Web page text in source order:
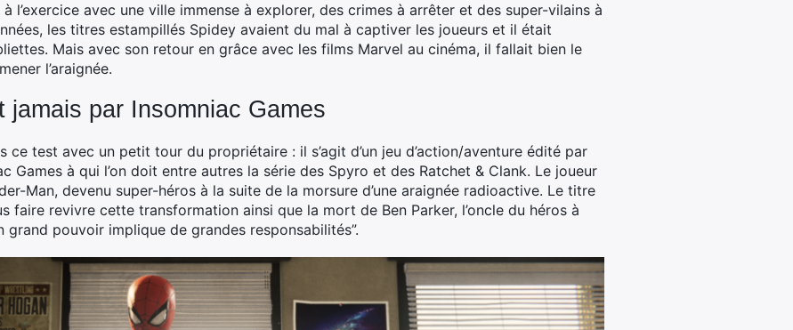
l’exercice avec une ville immense à explorer, des crimes à arrêter et des super-vilains à
les titres estampillés Spidey avaient du mal à captiver les joueurs et il était
Mais avec son retour en grâce avec les films Marvel au cinéma, il fallait bien le
l’araignée.
jamais par Insomniac Games
ce test avec un petit tour du propriétaire : il s’agit d’un jeu d’action/aventure édité par
Games à qui l’on doit entre autres la série des Spyro et des Ratchet & Clank. Le joueur
Man, devenu super-héros à la suite de la morsure d’une araignée radioactive. Le titre
faire revivre cette transformation ainsi que la mort de Ben Parker, l’oncle du héros à
grand pouvoir implique de grandes responsabilités”.